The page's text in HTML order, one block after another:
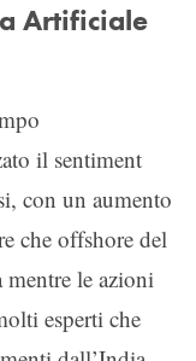
Artificiale
il sentiment
con un aumento
che offshore del
mentre le azioni
esperti che